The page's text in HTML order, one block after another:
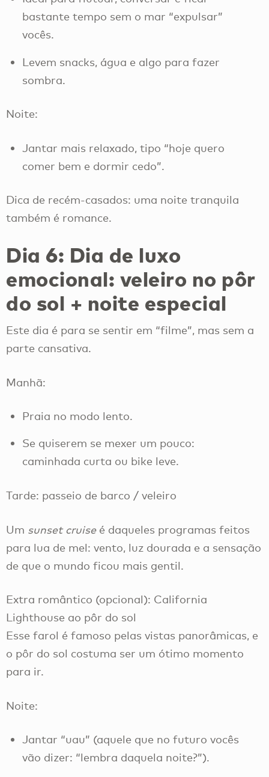
bastante tempo sem o mar “expulsar”
vocês.
Levem snacks, água e algo para fazer
sombra.
Noite:
Jantar mais relaxado, tipo “hoje quero
comer bem e dormir cedo”.
Dica de recém-casados: uma noite tranquila
também é romance.
Dia 6: Dia de luxo
emocional: veleiro no pôr
do sol + noite especial
Este dia é para se sentir em “filme”, mas sem a
parte cansativa.
Manhã:
Praia no modo lento.
Se quiserem se mexer um pouco:
caminhada curta ou bike leve.
Tarde: passeio de barco / veleiro
Um sunset cruiseé daqueles programas feitos
para lua de mel: vento, luz dourada e a sensação
de que o mundo ficou mais gentil.
Extra romântico (opcional): California
Lighthouse ao pôr do sol
Esse farol é famoso pelas vistas panorâmicas, e
o pôr do sol costuma ser um ótimo momento
para ir.
Noite:
Jantar “uau” (aquele que no futuro vocês
vão dizer: “lembra daquela noite?”).